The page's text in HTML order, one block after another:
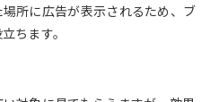
所に広告が表示されるため、ブ
ちます。